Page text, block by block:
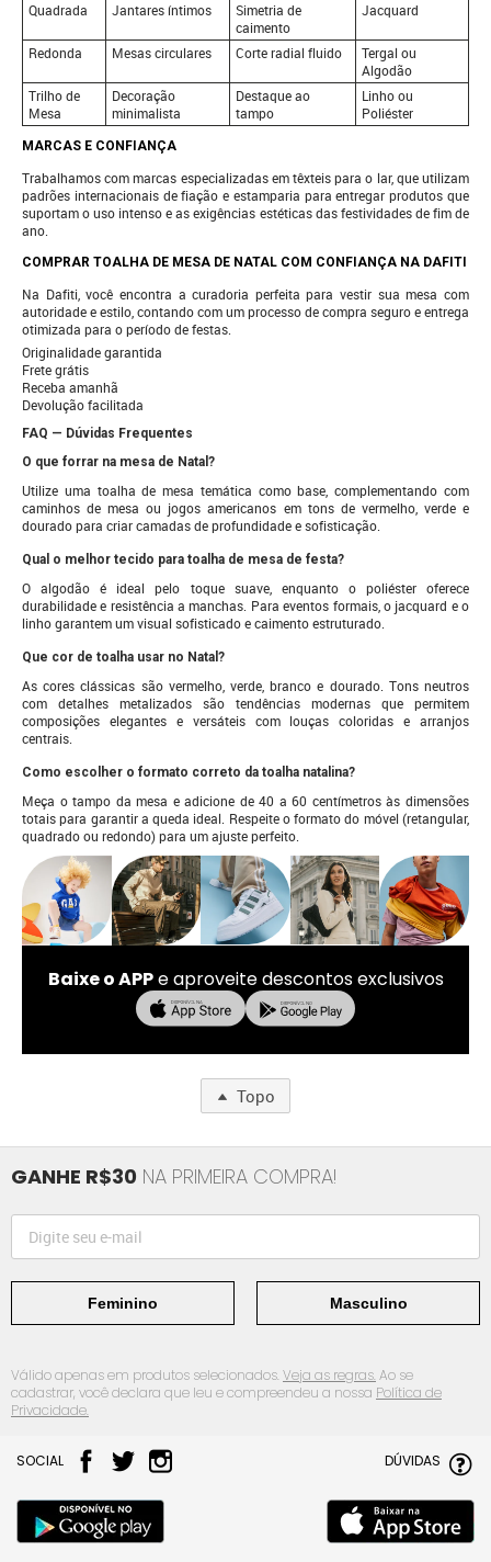
Quadrada
Jantares íntimos
Simetria de
caimento
Jacquard
Redonda Mesas circulares Corte radial fluido
Tergal ou
Algodão
Trilho de
Mesa
Decoração
minimalista
Destaque ao
tampo
Linho ou
Poliéster
MARCAS E CONFIANÇA
Trabalhamos com marcas especializadas em têxteis para o lar, que utilizam
padrões internacionais de fiação e estamparia para entregar produtos que
suportam o uso intenso e as exigências estéticas das festividades de fim de
ano.
COMPRAR TOALHA DE MESA DE NATAL COM CONFIANÇA NA DAFITI
Na Dafiti, você encontra a curadoria perfeita para vestir sua mesa com
autoridade e estilo, contando com um processo de compra seguro e entrega
otimizada para o período de festas.
Originalidade garantida
Frete grátis
Receba amanhã
Devolução facilitada
FAQ — Dúvidas Frequentes
O que forrar na mesa de Natal?
Utilize uma toalha de mesa temática como base, complementando com
caminhos de mesa ou jogos americanos em tons de vermelho, verde e
dourado para criar camadas de profundidade e sofisticação.
Qual o melhor tecido para toalha de mesa de festa?
O algodão é ideal pelo toque suave, enquanto o poliéster oferece
durabilidade e resistência a manchas. Para eventos formais, o jacquard e o
linho garantem um visual sofisticado e caimento estruturado.
Que cor de toalha usar no Natal?
As cores clássicas são vermelho, verde, branco e dourado. Tons neutros
com detalhes metalizados são tendências modernas que permitem
composições elegantes e versáteis com louças coloridas e arranjos
centrais.
Como escolher o formato correto da toalha natalina?
Meça o tampo da mesa e adicione de 40 a 60 centímetros às dimensões
totais para garantir a queda ideal. Respeite o formato do móvel (retangular,
quadrado ou redondo) para um ajuste perfeito.
Baixe o APPe aproveite descontos exclusivos
Topo
GANHE R$30 NA PRIMEIRA COMPRA!
Feminino Masculino
Válido apenas em produtos selecionados.Veja as regras.Ao se
cadastrar, você declara que leu e compreendeu a nossa Política de
Privacidade.
SOCIAL DÚVIDAS